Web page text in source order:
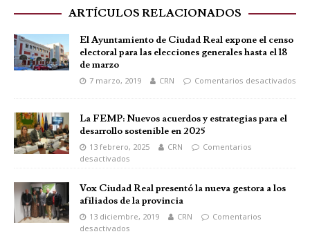
ARTÍCULOS RELACIONADOS
El Ayuntamiento de Ciudad Real expone el censo
electoral para las elecciones generales hasta el 18
de marzo
7 marzo, 2019 CRN Comentarios desactivados
La FEMP: Nuevos acuerdos y estrategias para el
desarrollo sostenible en 2025
13 febrero, 2025 CRN
Comentarios
desactivados
Vox Ciudad Real presentó la nueva gestora a los
afiliados de la provincia
13 diciembre, 2019 CRN
Comentarios
desactivados